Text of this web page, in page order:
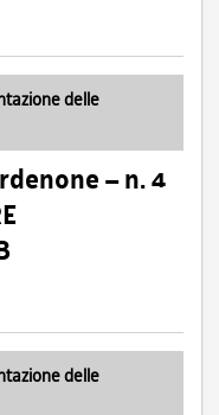
delle
– n. 4
delle